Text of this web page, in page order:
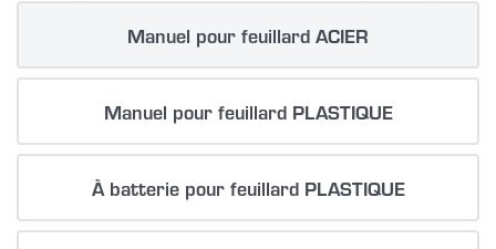
Manuel pour feuillard ACIER
Manuel pour feuillard PLASTIQUE
À batterie pour feuillard PLASTIQUE